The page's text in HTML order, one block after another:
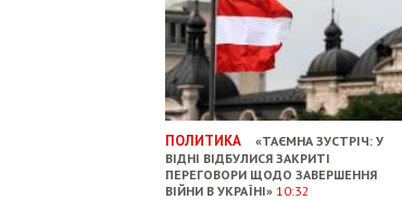
ПОЛИТИКА
«ТАЄМНА ЗУСТРІЧ: У
ВІДНІ ВІДБУЛИСЯ ЗАКРИТІ
ПЕРЕГОВОРИ ЩОДО ЗАВЕРШЕННЯ
ВІЙНИ В УКРАЇНІ» 10:32